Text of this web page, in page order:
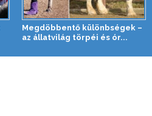
Megdöbbentő különbségek –
az állatvilág törpéi és ór...